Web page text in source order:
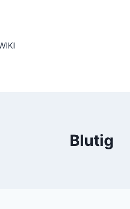
Blutig